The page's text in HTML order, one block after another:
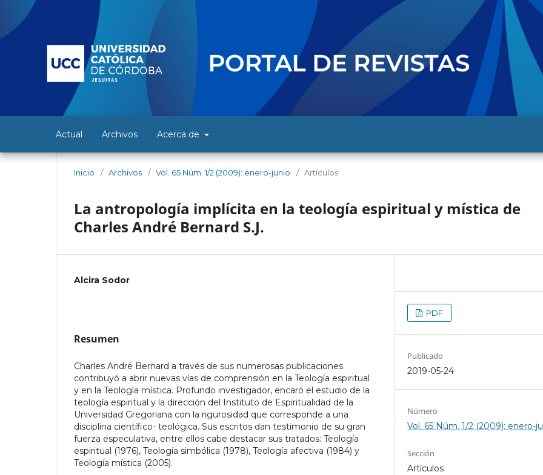
Actual Archivos Acerca de
Inicio / Archivos / Vol. 65 Núm. 1/2 (2009): enero-junio / Artículos
La antropología implícita en la teología espiritual y mística de
Charles André Bernard S.J.
Alcira Sodor
Resumen
Charles André Bernard a través de sus numerosas publicaciones
contribuyó a abrir nuevas vías de comprensión en la Teología espiritual
y en la Teología mística. Profundo investigador, encaró el estudio de la
teología espiritual y la dirección del Instituto de Espiritualidad de la
Universidad Gregoriana con la rigurosidad que corresponde a una
disciplina científico- teológica. Sus escritos dan testimonio de su gran
fuerza especulativa, entre ellos cabe destacar sus tratados: Teología
espiritual (1976), Teología simbólica (1978), Teología afectiva (1984) y
Teología mística (2005).
PDF
Publicado
2019-05-24
Número
Vol. 65 Núm. 1/2 (2009): enero-
Sección
Artículos